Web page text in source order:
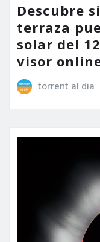
Descubre
terraza
solar del
visor
torrent al dia